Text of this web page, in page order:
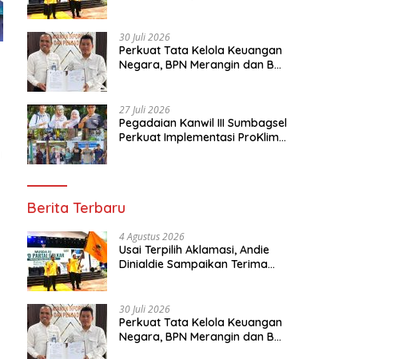
30 Juli 2026
Perkuat Tata Kelola Keuangan
Negara, BPN Merangin dan BRI
27 Juli 2026
Pegadaian Kanwil III Sumbagsel
Perkuat Implementasi ProKlim
Berita Terbaru
4 Agustus 2026
Usai Terpilih Aklamasi, Andie
Dinialdie Sampaikan Terima
30 Juli 2026
Perkuat Tata Kelola Keuangan
Negara, BPN Merangin dan BRI